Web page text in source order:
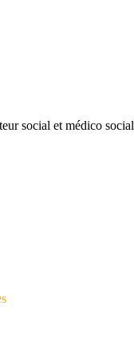
social et médico social